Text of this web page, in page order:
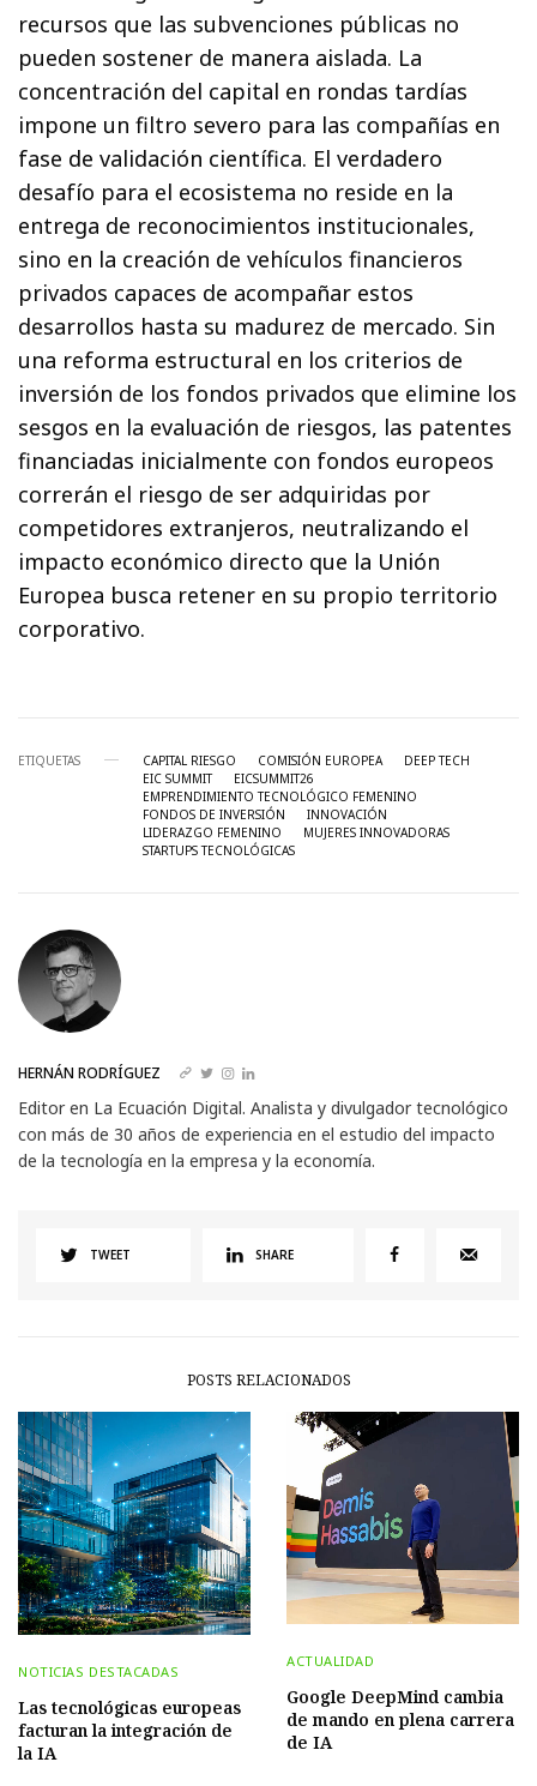
recursos que las subvenciones públicas no
pueden sostener de manera aislada. La
concentración del capital en rondas tardías
impone un filtro severo para las compañías en
fase de validación científica. El verdadero
desafío para el ecosistema no reside en la
entrega de reconocimientos institucionales,
sino en la creación de vehículos financieros
privados capaces de acompañar estos
desarrollos hasta su madurez de mercado. Sin
una reforma estructural en los criterios de
inversión de los fondos privados que elimine los
sesgos en la evaluación de riesgos, las patentes
financiadas inicialmente con fondos europeos
correrán el riesgo de ser adquiridas por
competidores extranjeros, neutralizando el
impacto económico directo que la Unión
Europea busca retener en su propio territorio
corporativo.
ETIQUETAS CAPITAL RIESGO COMISIÓN EUROPEA
DEEP TECH
EIC SUMMIT
EICSUMMIT26
EMPRENDIMIENTO TECNOLÓGICO FEMENINO
FONDOS DE INVERSIÓN
INNOVACIÓN
LIDERAZGO FEMENINO
MUJERES INNOVADORAS
STARTUPS TECNOLÓGICAS
HERNÁN RODRÍGUEZ
Editor en La Ecuación Digital. Analista y divulgador tecnológico
con más de 30 años de experiencia en el estudio del impacto
de la tecnología en la empresa y la economía.
TWEET SHARE
POSTS RELACIONADOS
NOTICIAS DESTACADAS
Las tecnológicas europeas
facturan la integración de
la IA
ACTUALIDAD
Google DeepMind cambia
de mando en plena carrera
de IA